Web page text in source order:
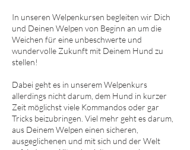
In unseren Welpenkursen begleiten wir Dich
und Deinen Welpen von Beginn an um die
Weichen für eine unbeschwerte und
wundervolle Zukunft mit Deinem Hund zu
stellen!
Dabei geht es in unserem Welpenkurs
allerdings nicht darum, dem Hund in kurzer
Zeit möglichst viele Kommandos oder gar
Tricks beizubringen. Viel mehr geht es darum,
aus Deinem Welpen einen sicheren,
ausgeglichenen und mit sich und der Welt